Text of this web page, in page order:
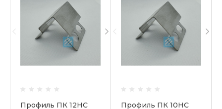
Профиль ПК 12НС Профиль ПК 10НС